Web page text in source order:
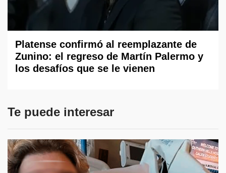
Platense confirmó al reemplazante de
Zunino: el regreso de Martín Palermo y
los desafíos que se le vienen
Te puede interesar